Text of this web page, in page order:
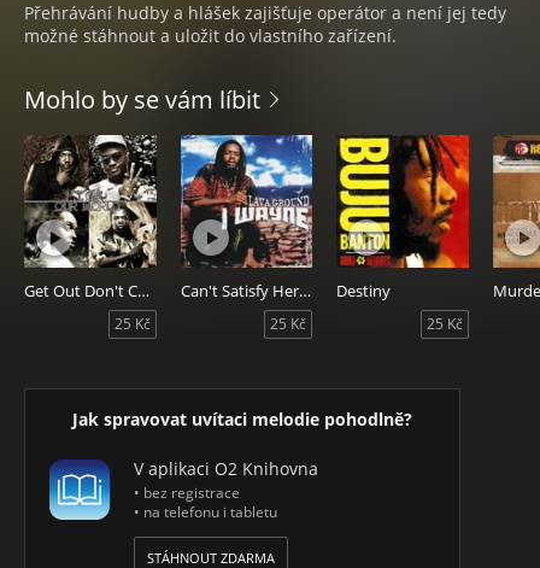
Přehrávání hudby a hlášek zajišťuje operátor a není jej tedy
možné stáhnout a uložit do vlastního zařízení.
Mohlo by se vám líbit
Get Out Don't Come Back
25 Kč
Can't Satisfy Her [1st Verse]
25 Kč
Destiny
25 Kč
Jak spravovat uvítaci melodie pohodlně?
V aplikaci O2 Knihovna
• bez registrace
• na telefonu i tabletu
STÁHNOUT ZDARMA